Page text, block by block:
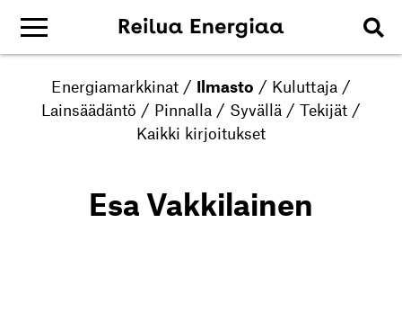
Energiamarkkinat / Ilmasto / Kuluttaja /
Lainsäädäntö / Pinnalla / Syvällä / Tekijät /
Kaikki kirjoitukset
Esa Vakkilainen